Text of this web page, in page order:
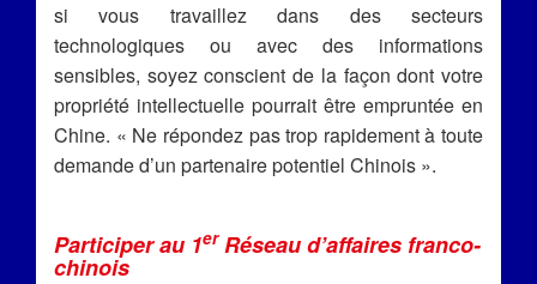
si vous travaillez dans des secteurs
technologiques ou avec des informations
sensibles, soyez conscient de la façon dont votre
propriété intellectuelle pourrait être empruntée en
Chine. « Ne répondez pas trop rapidement à toute
demande d’un partenaire potentiel Chinois ».
Participer au 1erRéseau d’affaires franco-
chinois